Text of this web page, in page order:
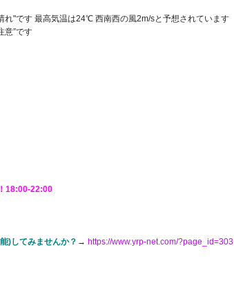
"です 最高気温は24℃ 西南西の風2m/sと予想されています
意”です
18:00-22:00
)してみませんか？ → https://www.yrp-net.com/?page_id=303